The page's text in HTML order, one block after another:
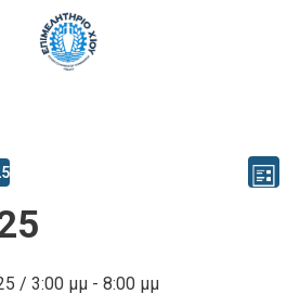
List
/ 3:00 μμ- 8:00 μμ